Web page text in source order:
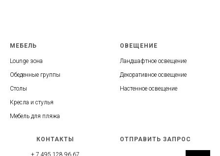
МЕБЕЛЬ
Lounge зона
Обеденные группы
Столы
Кресла и стулья
Мебель для пляжа
ОВЕЩЕНИЕ
Ландшафтное освещение
Декоративное освещение
Настенное освещение
КОНТАКТЫ ОТПРАВИТЬ ЗАПРОС